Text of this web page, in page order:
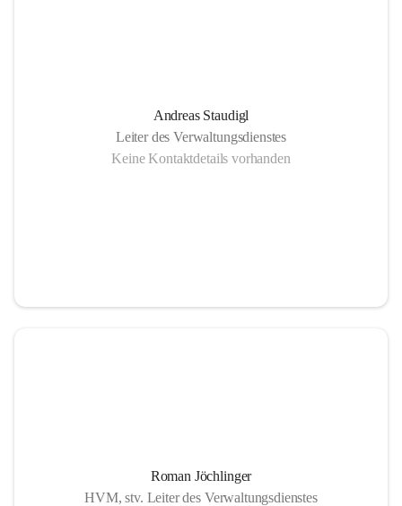
Andreas Staudigl
Leiter des Verwaltungsdienstes
Keine Kontaktdetails vorhanden
Roman Jöchlinger
HVM, stv. Leiter des Verwaltungsdienstes